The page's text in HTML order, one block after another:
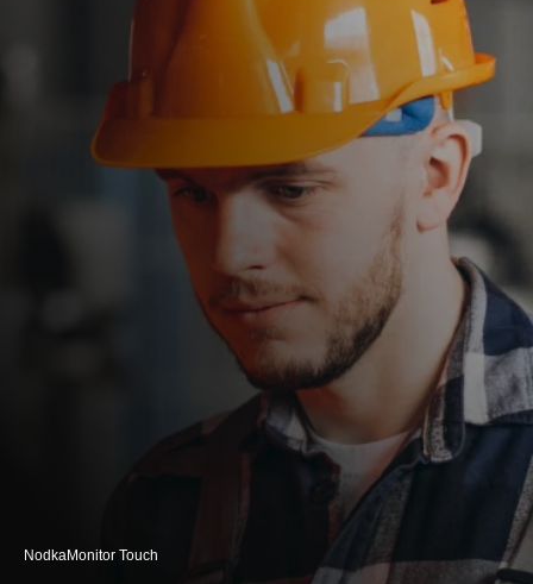
NodkaMonitor Touch